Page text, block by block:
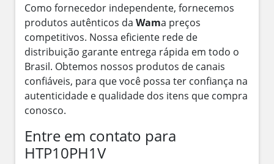
Como fornecedor independente, fornecemos
produtos autênticos da Wama preços
competitivos. Nossa eficiente rede de
distribuição garante entrega rápida em todo o
Brasil. Obtemos nossos produtos de canais
confiáveis, para que você possa ter confiança na
autenticidade e qualidade dos itens que compra
conosco.
Entre em contato para
HTP10PH1V